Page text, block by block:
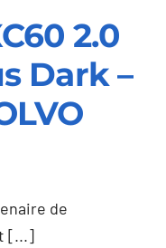
2.0
Dark –
2.0
Dark –
de
[...]